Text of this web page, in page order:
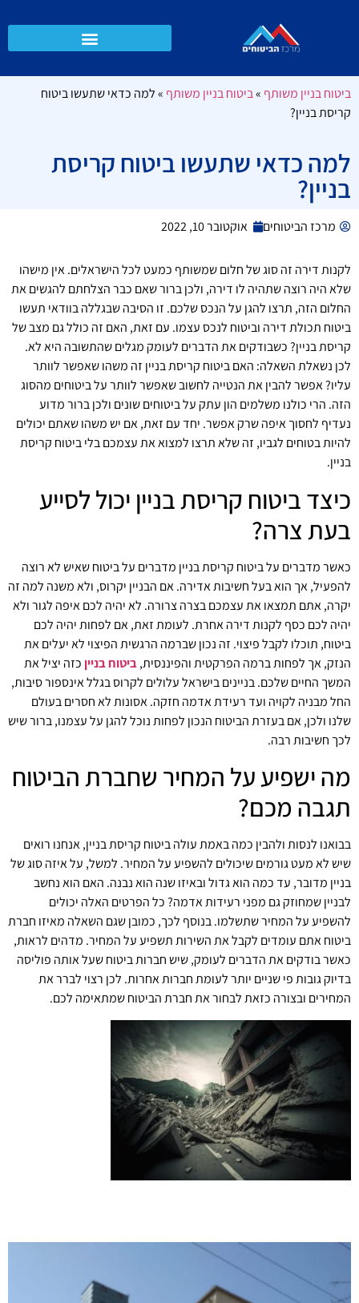
ביטוח בניין משותף »ביטוח בניין משותף »למה כדאי שתעשו ביטוח
קריסת בניין?
למה כדאי שתעשו ביטוח קריסת
בניין?
מרכז הביטוחים אוקטובר 10, 2022
לקנות דירה זה סוג של חלום שמשותף כמעט לכל הישראלים. אין מישהו
שלא היה רוצה שתהיה לו דירה, ולכן ברור שאם כבר הצלחתם להגשים את
החלום הזה, תרצו להגן על הנכס שלכם. זו הסיבה שבגללה בוודאי תעשו
ביטוח תכולת דירה וביטוח לנכס עצמו. עם זאת, האם זה כולל גם מצב של
קריסת בניין? כשבודקים את הדברים לעומק מגלים שהתשובה היא לא.
לכן נשאלת השאלה: האם ביטוח קריסת בניין זה משהו שאפשר לוותר
עליו? אפשר להבין את הנטייה לחשוב שאפשר לוותר על ביטוחים מהסוג
הזה. הרי כולנו משלמים הון עתק על ביטוחים שונים ולכן ברור מדוע
נעדיף לחסוך איפה שרק אפשר. יחד עם זאת, אם יש משהו שאתם יכולים
להיות בטוחים לגביו, זה שלא תרצו למצוא את עצמכם בלי ביטוח קריסת
בניין.
כיצד ביטוח קריסת בניין יכול לסייע
בעת צרה?
כאשר מדברים על ביטוח קריסת בניין מדברים על ביטוח שאיש לא רוצה
להפעיל, אך הוא בעל חשיבות אדירה. אם הבניין יקרוס, ולא משנה למה זה
יקרה, אתם תמצאו את עצמכם בצרה צרורה. לא יהיה לכם איפה לגור ולא
יהיה לכם כסף לקנות דירה אחרת. לעומת זאת, אם לפחות יהיה לכם
ביטוח, תוכלו לקבל פיצוי. זה נכון שברמה הרגשית הפיצוי לא יעלים את
הנזק, אך לפחות ברמה הפרקטית והפיננסית,ביטוח בנייןכזה יציל את
המשך החיים שלכם. בניינים בישראל עלולים לקרוס בגלל אינספור סיבות,
החל מבניה לקויה ועד רעידת אדמה חזקה. אסונות לא חסרים בעולם
שלנו ולכן, אם בעזרת הביטוח הנכון לפחות נוכל להגן על עצמנו, ברור שיש
לכך חשיבות רבה.
מה ישפיע על המחיר שחברת הביטוח
תגבה מכם?
בבואנו לנסות ולהבין כמה באמת עולה ביטוח קריסת בניין, אנחנו רואים
שיש לא מעט גורמים שיכולים להשפיע על המחיר. למשל, על איזה סוג של
בניין מדובר, עד כמה הוא גדול ובאיזו שנה הוא נבנה. האם הוא נחשב
לבניין שמחוזק גם מפני רעידות אדמה? כל הפרטים האלה יכולים
להשפיע על המחיר שתשלמו. בנוסף לכך, כמובן שגם השאלה מאיזו חברת
ביטוח אתם עומדים לקבל את השירות תשפיע על המחיר. מדהים לראות,
כאשר בודקים את הדברים לעומק, שיש חברות ביטוח שעל אותה פוליסה
בדיוק גובות פי שניים יותר לעומת חברות אחרות. לכן רצוי לברר את
המחירים ובצורה כזאת לבחור את חברת הביטוח שמתאימה לכם.